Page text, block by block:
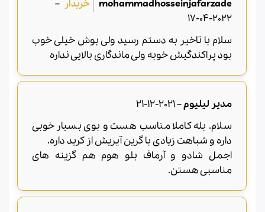
mohammadhosseinjafarzade
–
2022-04-17
سلام با تاخیر به دستم رسید ولی بوش خیلی خوب
بود پراکندگیش خوبه ولی ماندگاری بالایی نداره
مدیر لیلیوم–
2021-12-21
سلام. بله کاملا مناسب هست و بوی بسیار خوبی
داره و شباهت زیادی با گرین آیریش از کرید داره.
اجمل شادو و آرماف بلو هوم هم گزینه های
مناسبی هستن.